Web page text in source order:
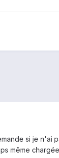
si je n'ai
même